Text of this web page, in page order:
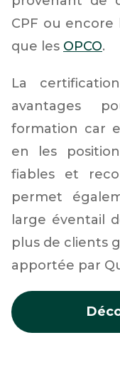
CPF ou
que les OPCO.
La
avantages
formation car
en les
fiables et
permet
large éventail
plus de clients
apportée par